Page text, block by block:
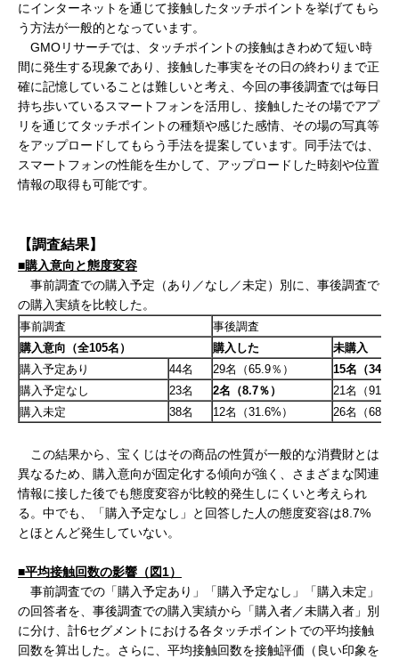
にインターネットを通じて接触したタッチポイントを挙げてもら
う方法が一般的となっています。
GMOリサーチでは、タッチポイントの接触はきわめて短い時
間に発生する現象であり、接触した事実をその日の終わりまで正
確に記憶していることは難しいと考え、今回の事後調査では毎日
持ち歩いているスマートフォンを活用し、接触したその場でアプ
リを通じてタッチポイントの種類や感じた感情、その場の写真等
をアップロードしてもらう手法を提案しています。同手法では、
スマートフォンの性能を生かして、アップロードした時刻や位置
情報の取得も可能です。
【調査結果】
■購入意向と態度変容
事前調査での購入予定（あり／なし／未定）別に、事後調査で
の購入実績を比較した。
事前調査
事後調査
購入意向（全105名） 購入した
未購入
購入予定あり
44名 29名（65.9％） 15名（34.1
購入予定なし
23名 2名（8.7％） 21名（91.3
購入未定
38名 12名（31.6% ） 26名（68.4
この結果から、宝くじはその商品の性質が一般的な消費財とは
異なるため、購入意向が固定化する傾向が強く、さまざまな関連
情報に接した後でも態度変容が比較的発生しにくいと考えられ
る。中でも、「購入予定なし」と回答した人の態度変容は8.7%
とほとんど発生していない。
■平均接触回数の影響（図1）
事前調査での「購入予定あり」「購入予定なし」「購入未定」
の回答者を、事後調査での購入実績から「購入者／未購入者」別
に分け、計6セグメントにおける各タッチポイントでの平均接触
回数を算出した。さらに、平均接触回数を接触評価（良い印象を